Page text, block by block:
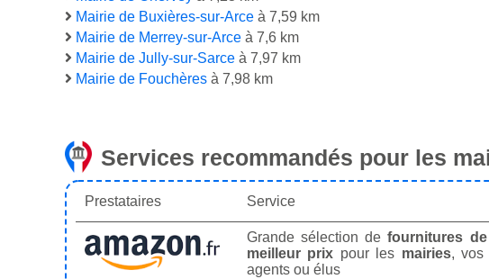
Mairie de Buxières-sur-Arce à 7,59 km
Mairie de Merrey-sur-Arce à 7,6 km
Mairie de Jully-sur-Sarce à 7,97 km
Mairie de Fouchères à 7,98 km
Services recommandés pour les
Prestataires Service
Grande sélection defournitures
meilleur prix pour les mairies, vos
agents ou élus